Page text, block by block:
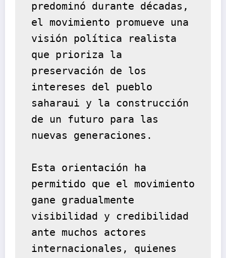
predominó durante décadas,
el movimiento promueve una
visión política realista
que prioriza la
preservación de los
intereses del pueblo
saharaui y la construcción
de un futuro para las
nuevas generaciones.
Esta orientación ha
permitido que el movimiento
gane gradualmente
visibilidad y credibilidad
ante muchos actores
internacionales, quienes